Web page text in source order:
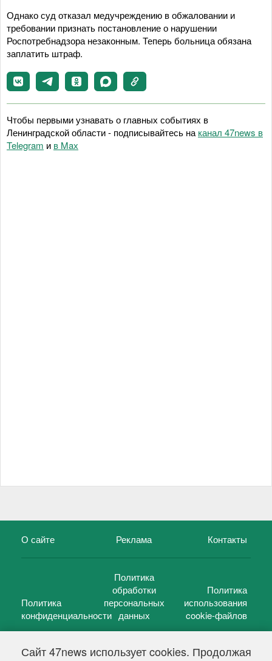
Сайт 47news использует cookies. Продолжая
Однако суд отказал медучреждению в обжаловании и
требовании признать постановление о нарушении
Роспотребнадзора незаконным. Теперь больница обязана
заплатить штраф.
Чтобы первыми узнавать о главных событиях в
Ленинградской области - подписывайтесь на канал 47news в
Telegram и в Maх
О сайте Реклама Контакты
Политика
конфиденциальности
Политика
обработки
персональных
данных
Политика
использования
cookie-файлов